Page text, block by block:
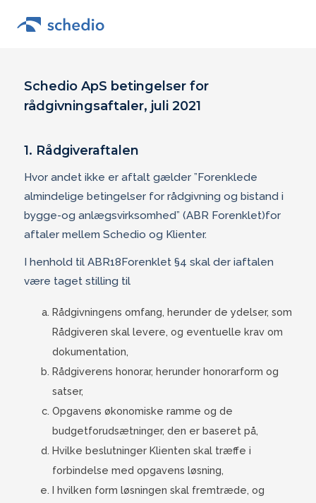
Schedio ApS betingelser for
rådgivningsaftaler, juli 2021
1. Rådgiveraftalen
Hvor andet ikke er aftalt gælder ”Forenklede
almindelige betingelser for rådgivning og bistand i
bygge-og anlægsvirksomhed” (ABR Forenklet)for
aftaler mellem Schedio og Klienter.
I henhold til ABR18Forenklet §4 skal der iaftalen
være taget stilling til
Rådgivningens omfang, herunder de ydelser, som
Rådgiveren skal levere, og eventuelle krav om
dokumentation,
Rådgiverens honorar, herunder honorarform og
satser,
Opgavens økonomiske ramme og de
budgetforudsætninger, den er baseret på,
Hvilke beslutninger Klienten skal træffe i
forbindelse med opgavens løsning,
I hvilken form løsningen skal fremtræde, og